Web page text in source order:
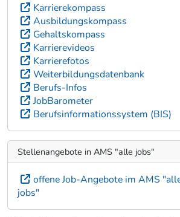
Karrierekompass
Ausbildungskompass
Gehaltskompass
Karrierevideos
Karrierefotos
Weiterbildungsdatenbank
Berufs-Infos
JobBarometer
Berufsinformationssystem (BIS)
Stellenangebote in AMS "alle jobs"
offene Job-Angebote im AMS
jobs"